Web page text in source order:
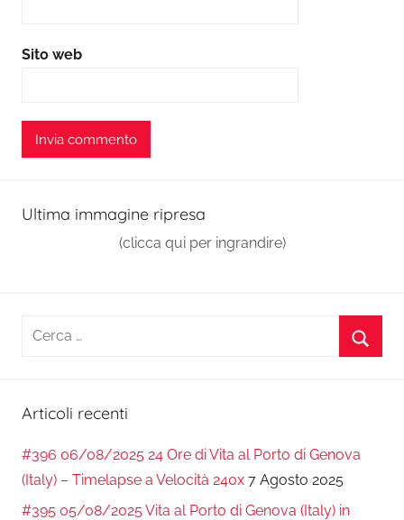
Sito web
Ultima immagine ripresa
(clicca qui per ingrandire)
Ricerca
Articoli recenti
#396 06/08/2025 24 Ore di Vita al Porto di Genova
(Italy) – Timelapse a Velocità 240x 7 Agosto 2025
#395 05/08/2025 Vita al Porto di Genova (Italy) in